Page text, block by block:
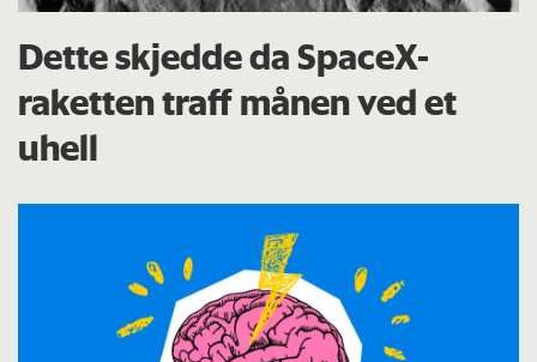
Dette skjedde da SpaceX-
raketten traff månen ved et
uhell